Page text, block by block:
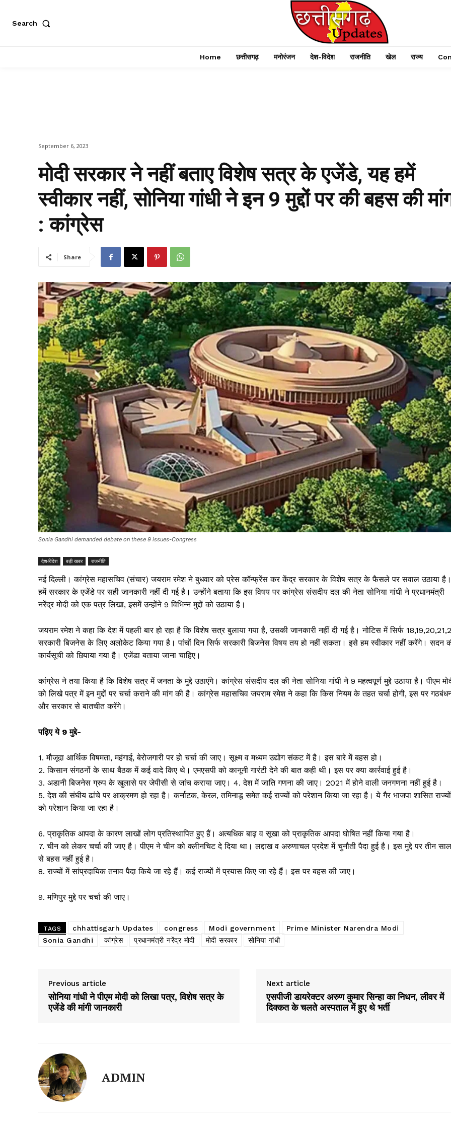
Search
Home छत्तीसगढ़ मनोरंजन देश-विदेश राजनीति खेल राज्य
September 6, 2023
मोदी सरकार ने नहीं बताए विशेष सत्र के एजेंडे, यह हमें
स्वीकार नहीं, सोनिया गांधी ने इन 9 मुद्दों पर की बहस की
: कांग्रेस
Share
Sonia Gandhi demanded debate on these 9 issues-Congress
देश-विदेश बड़ी खबर राजनीति
नई दिल्ली। कांग्रेस महासचिव (संचार) जयराम रमेश ने बुधवार को प्रेस कॉन्फ्रेंस कर केंद्र सरकार के विशेष सत्र के फैसले पर सवाल उठाया है।
हमें सरकार के एजेंडे पर सही जानकारी नहीं दी गई है। उन्होंने बताया कि इस विषय पर कांग्रेस संसदीय दल की नेता सोनिया गांधी ने प्रधानमंत्री
नरेंद्र मोदी को एक पत्र लिखा, इसमें उन्होंने 9 विभिन्न मुद्दों को उठाया है।
जयराम रमेश ने कहा कि देश में पहली बार हो रहा है कि विशेष सत्र बुलाया गया है, उसकी जानकारी नहीं दी गई है। नोटिस में सिर्फ
सरकारी बिजनेस के लिए अलोकेट किया गया है। पांचों दिन सिर्फ सरकारी बिजनेस विषय तय हो नहीं सकता। इसे हम स्वीकार नहीं करेंगे। सदन
कार्यसूची को छिपाया गया है। एजेंडा बताया जाना चाहिए।
कांग्रेस ने तया किया है कि विशेष सत्र में जनता के मुद्दे उठाएंगे। कांग्रेस संसदीय दल की नेता सोनिया गांधी ने 9 महत्वपूर्ण मुद्दे उठाया है। पीएम
को लिखे पत्र में इन मुद्दों पर चर्चा कराने की मांग की है। कांग्रेस महासचिव जयराम रमेश ने कहा कि किस नियम के तहत चर्चा होगी, इस पर
और सरकार से बातचीत करेंगे।
पढ़िए ये 9 मुद्दे-
1. मौजूदा आर्थिक विषमता, महंगाई, बेरोजगारी पर हो चर्चा की जाए। सूक्ष्म व मध्यम उद्योग संकट में है। इस बारे में बहस हो।
2. किसान संगठनों के साथ बैठक में कई वादे किए थे। एमएसपी को कानूनी गारंटी देने की बात कही थी। इस पर क्या कार्रवाई हुई है।
3. अडानी बिजनेस ग्रुप के खुलासे पर जेपीसी से जांच कराया जाए। 4. देश में जाति गणना की जाए। 2021 में होने वाली जनगणना नहीं हुई है।
5. देश की संघीय ढांचे पर आक्रमण हो रहा है। कर्नाटक, केरल, तमिनाडू समेत कई राज्यों को परेशान किया जा रहा है। ये गैर भाजपा शासित राज्यों
को परेशान किया जा रहा है।
6. प्राकृतिक आपदा के कारण लाखों लोग प्रतिस्थापित हुए हैं। अत्यधिक बाढ़ व सूखा को प्राकृतिक आपदा घोषित नहीं किया गया है।
7. चीन को लेकर चर्चा की जाए है। पीएम ने चीन को क्लीनचिट दे दिया था। लद्दाख व अरुणाचल प्रदेश में चुनौती पैदा हुई है। इस मुद्दे पर तीन साल
से बहस नहीं हुई है।
8. राज्यों में सांप्रदायिक तनाव पैदा किये जा रहे हैं। कई राज्यों में प्रयास किए जा रहे हैं। इस पर बहस की जाए।
9. मणिपुर मुद्दे पर चर्चा की जाए।
TAGS chhattisgarh Updates congress Modi government
Prime Minister Narendra Modi
Sonia Gandhi
कांग्रेस प्रधानमंत्री नरेंद्र मोदी मोदी सरकार सोनिया गांधी
Previous article
सोनिया गांधी ने पीएम मोदी को लिखा पत्र, विशेष सत्र के
एजेंडे की मांगी जानकारी
Next article
एसपीजी डायरेक्टर अरुण कुमार सिन्हा का निधन, लीवर में
दिक्कत के चलते अस्पताल में हुए थे भर्ती
ADMIN